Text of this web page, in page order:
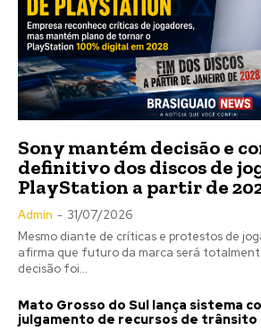
Sony mantém decisão e
definitivo dos discos de
PlayStation a partir de
Admin - 31/07/2026
Mesmo diante de críticas e protestos de
afirma que futuro da marca será
decisão foi...
Mato Grosso do Sul lança sistema
julgamento de recursos de trânsito